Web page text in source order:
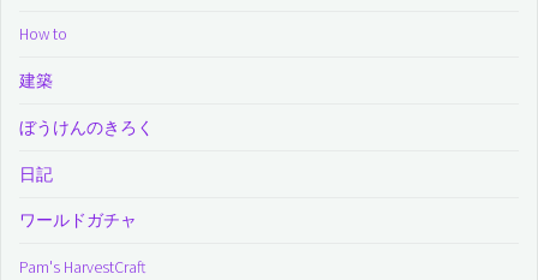
How to
建築
ぼうけんのきろく
日記
ワールドガチャ
Pam's HarvestCraft